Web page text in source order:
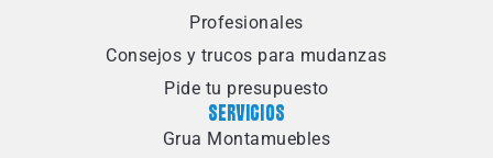
Profesionales
Consejos y trucos para mudanzas
Pide tu presupuesto
SERVICIOS
Grua Montamuebles